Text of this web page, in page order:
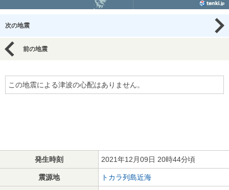
次の地震
前の地震
この地震による津波の心配はありません。
発生時刻 2021年12月09日 20時44分頃
震源地 トカラ列島近海